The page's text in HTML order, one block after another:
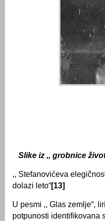
Slike iz ,, grobnice
,, Stefanovićeva
dolazi leto“[13]
U pesmi ,, Glas zemlјe“,
potpunosti identifikovana